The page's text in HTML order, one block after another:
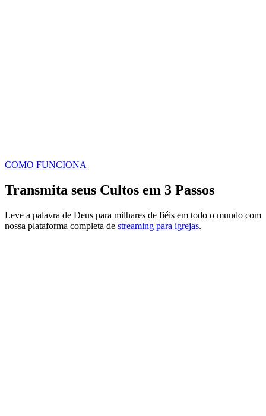
COMO FUNCIONA
Transmita seus Cultos em 3 Passos
Leve a palavra de Deus para milhares de fiéis em todo o mundo com
nossa plataforma completa de streaming para igrejas.